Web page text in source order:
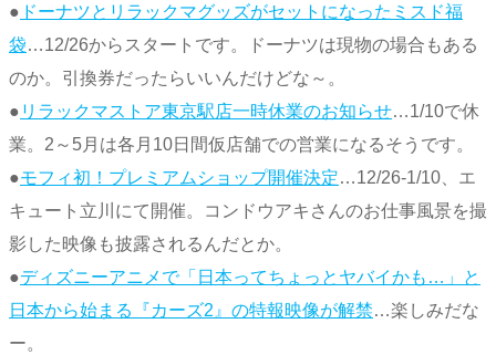
● ドーナツとリラックマグッズがセットになったミスド福
袋…12/26からスタートです。ドーナツは現物の場合もある
のか。引換券だったらいいんだけどな～。
● リラックマストア東京駅店一時休業のお知らせ…1/10で休
業。2～5月は各月10日間仮店舗での営業になるそうです。
●モフィ初！プレミアムショップ開催決定…12/26-1/10、エ
キュート立川にて開催。コンドウアキさんのお仕事風景を撮
影した映像も披露されるんだとか。
●ディズニーアニメで「日本ってちょっとヤバイかも…」と
日本から始まる『カーズ2』の特報映像が解禁…楽しみだな
ー。